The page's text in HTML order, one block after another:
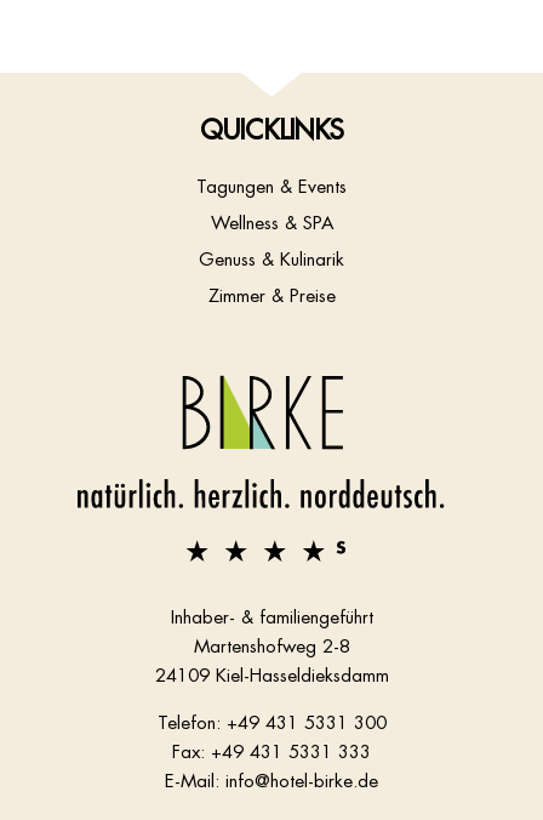
QUICKLINKS
Tagungen & Events
Wellness & SPA
Genuss & Kulinarik
Zimmer & Preise
Inhaber- & familiengeführt
Martenshofweg 2-8
24109 Kiel-Hasseldieksdamm
Telefon: +49 431 5331 300
Fax: +49 431 5331 333
E-Mail: info@hotel-birke.de